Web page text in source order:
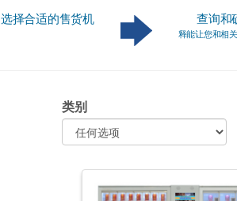
选择合适的售货机 查询和
释能让您和相
类别